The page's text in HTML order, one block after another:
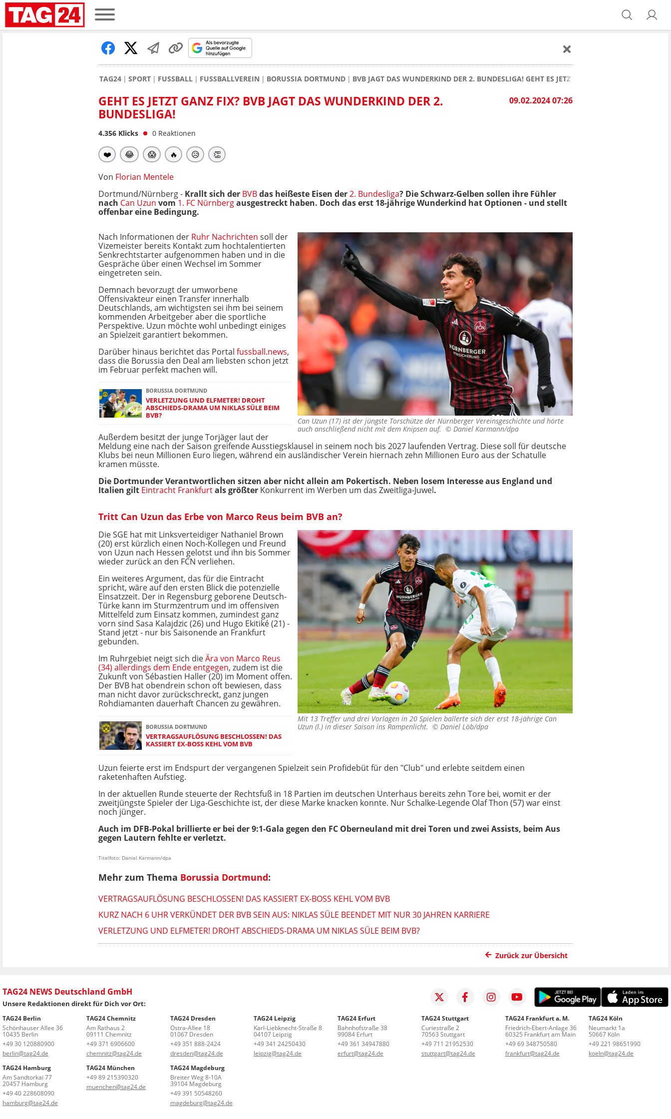
TAG24 SPORT FUSSBALL FUSSBALLVEREIN BORUSSIA DORTMUND BVB JAGT DAS WUNDERKIND DER 2. BUNDESLIGA! GEHT ES JETZT GANZ FIX?
09.02.2024 07:26
GEHT ES JETZT GANZ FIX? BVB JAGT DAS WUNDERKIND DER 2.
BUNDESLIGA!
4.356 Klicks 0 Reaktionen
❤️ 😂 😱 🔥 😥 👏
Von Florian Mentele
Dortmund/Nürnberg - Krallt sich der BVBdas heißeste Eisen der2. Bundesliga? Die Schwarz-Gelben sollen ihre Fühler
nach Can Uzun vom 1. FC Nürnbergausgestreckt haben. Doch das erst 18-jährige Wunderkind hat Optionen - und stellt
offenbar eine Bedingung.
Can Uzun (17) ist der jüngste Torschütze der Nürnberger Vereinsgeschichte und hörte
auch anschließend nicht mit dem Knipsen auf. © Daniel Karmann/dpa
Nach Informationen der Ruhr Nachrichten soll der
Vizemeister bereits Kontakt zum hochtalentierten
Senkrechtstarter aufgenommen haben und in die
Gespräche über einen Wechsel im Sommer
eingetreten sein.
Demnach bevorzugt der umworbene
Offensivakteur einen Transfer innerhalb
Deutschlands, am wichtigsten sei ihm bei seinem
kommenden Arbeitgeber aber die sportliche
Perspektive. Uzun möchte wohl unbedingt einiges
an Spielzeit garantiert bekommen.
Darüber hinaus berichtet das Portal fussball.news,
dass die Borussia den Deal am liebsten schon jetzt
im Februar perfekt machen will.
BORUSSIA DORTMUND
VERLETZUNG UND ELFMETER! DROHT
ABSCHIEDS-DRAMA UM NIKLAS SÜLE BEIM
BVB?
Außerdem besitzt der junge Torjäger laut der
Meldung eine nach der Saison greifende Ausstiegsklausel in seinem noch bis 2027 laufenden Vertrag. Diese soll für deutsche
Klubs bei neun Millionen Euro liegen, während ein ausländischer Verein hiernach zehn Millionen Euro aus der Schatulle
kramen müsste.
Die Dortmunder Verantwortlichen sitzen aber nicht allein am Pokertisch. Neben losem Interesse aus England und
Italien gilt Eintracht Frankfurtals größter Konkurrent im Werben um das Zweitliga-Juwel.
Tritt Can Uzun das Erbe von Marco Reus beim BVB an?
Mit 13 Treffer und drei Vorlagen in 20 Spielen ballerte sich der erst 18-jährige Can
Uzun (l.) in dieser Saison ins Rampenlicht. © Daniel Löb/dpa
Die SGE hat mit Linksverteidiger Nathaniel Brown
(20) erst kürzlich einen Noch-Kollegen und Freund
von Uzun nach Hessen gelotst und ihn bis Sommer
wieder zurück an den FCN verliehen.
Ein weiteres Argument, das für die Eintracht
spricht, wäre auf den ersten Blick die potenzielle
Einsatzzeit. Der in Regensburg geborene Deutsch-
Türke kann im Sturmzentrum und im offensiven
Mittelfeld zum Einsatz kommen, zumindest ganz
vorn sind Sasa Kalajdzic (26) und Hugo Ekitiké (21) -
Stand jetzt - nur bis Saisonende an Frankfurt
gebunden.
Im Ruhrgebiet neigt sich dieÄra von Marco Reus
(34) allerdings dem Ende entgegen, zudem ist die
Zukunft von Sébastien Haller (20) im Moment offen.
Der BVB hat obendrein schon oft bewiesen, dass
man nicht davor zurückschreckt, ganz jungen
Rohdiamanten dauerhaft Chancen zu gewähren.
BORUSSIA DORTMUND
VERTRAGSAUFLÖSUNG BESCHLOSSEN! DAS
KASSIERT EX-BOSS KEHL VOM BVB
Uzun feierte erst im Endspurt der vergangenen Spielzeit sein Profidebüt für den "Club" und erlebte seitdem einen
raketenhaften Aufstieg.
In der aktuellen Runde steuerte der Rechtsfuß in 18 Partien im deutschen Unterhaus bereits zehn Tore bei, womit er der
zweitjüngste Spieler der Liga-Geschichte ist, der diese Marke knacken konnte. Nur Schalke-Legende Olaf Thon (57) war einst
noch jünger.
Auch im DFB-Pokal brillierte er bei der 9:1-Gala gegen den FC Oberneuland mit drei Toren und zwei Assists, beim Aus
gegen Lautern fehlte er verletzt.
Titelfoto: Daniel Karmann/dpa
Mehr zum Thema Borussia Dortmund:
VERTRAGSAUFLÖSUNG BESCHLOSSEN! DAS KASSIERT EX-BOSS KEHL VOM BVB
KURZ NACH 6 UHR VERKÜNDET DER BVB SEIN AUS: NIKLAS SÜLE BEENDET MIT NUR 30 JAHREN KARRIERE
VERLETZUNG UND ELFMETER! DROHT ABSCHIEDS-DRAMA UM NIKLAS SÜLE BEIM BVB?
Zurück zur Übersicht
TAG24 NEWS Deutschland GmbH
Unsere Redaktionen direkt für Dich vor Ort:
TAG24 Berlin
Schönhauser Allee 36
10435 Berlin
+49 30 120880900
berlin@tag24.de
TAG24 Chemnitz
Am Rathaus 2
09111 Chemnitz
+49 371 6906600
chemnitz@tag24.de
TAG24 Dresden
Ostra-Allee 18
01067 Dresden
+49 351 888-2424
dresden@tag24.de
TAG24 Leipzig
Karl-Liebknecht-Straße 8
04107 Leipzig
+49 341 24250430
leipzig@tag24.de
TAG24 Erfurt
Bahnhofstraße 38
99084 Erfurt
+49 361 34947880
erfurt@tag24.de
TAG24 Stuttgart
Curiestraße 2
70563 Stuttgart
+49 711 21952530
stuttgart@tag24.de
TAG24 Frankfurt a. M.
Friedrich-Ebert-Anlage 36
60325 Frankfurt am Main
+49 69 348750580
frankfurt@tag24.de
TAG24 Köln
Neumarkt 1a
50667 Köln
+49 221 98651990
koeln@tag24.de
TAG24 Hamburg
Am Sandtorkai 77
20457 Hamburg
+49 40 228608090
hamburg@tag24.de
TAG24 München
+49 89 215390320
muenchen@tag24.de
TAG24 Magdeburg
Breiter Weg 8-10A
39104 Magdeburg
+49 391 50548260
magdeburg@tag24.de